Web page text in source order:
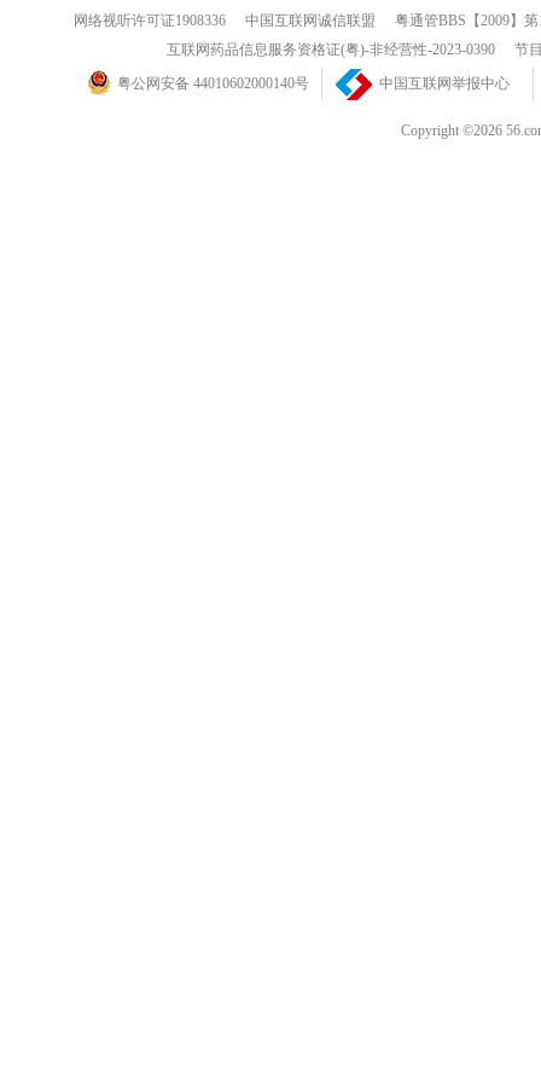
网络视听许可证1908336 中国互联网诚信联盟
粤通管BBS【2009】
互联网药品信息服务资格证(粤)-非经营性-2023-0390
节
粤公网安备 44010602000140号
中国互联网举报中心
Copyright ©2026